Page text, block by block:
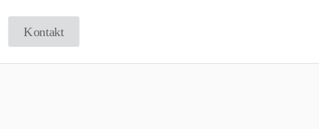
Kontakt